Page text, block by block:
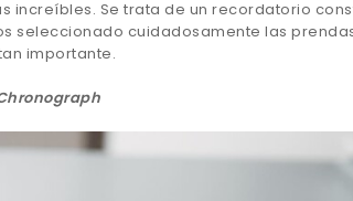
increíbles. Se trata de un recordatorio
seleccionado cuidadosamente las
importante.